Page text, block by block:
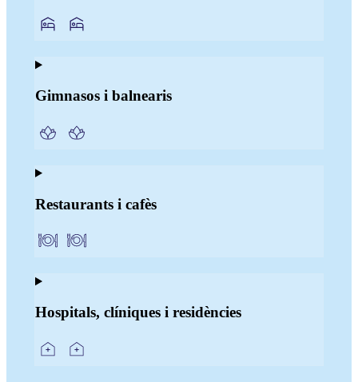
Gimnasos i balnearis
Restaurants i cafès
Hospitals, clíniques i residències